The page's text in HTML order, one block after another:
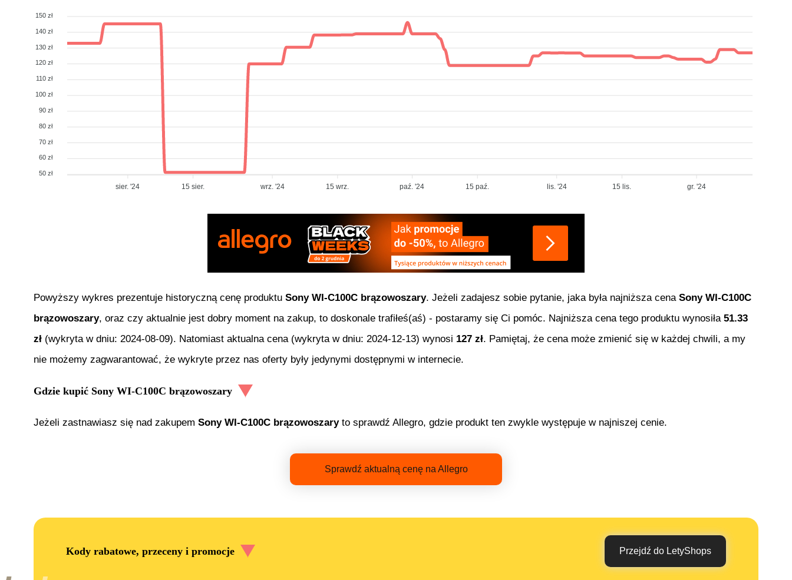
150 zł
140 zł
130 zł
120 zł
110 zł
100 zł
90 zł
80 zł
70 zł
60 zł
50 zł
sier. '24 15 sier. wrz. '24 15 wrz. paź. '24 15 paź. lis. '24 15 lis. gr. '24
Powyższy wykres prezentuje historyczną cenę produktu Sony WI-C100C brązowoszary. Jeżeli zadajesz sobie pytanie, jaka była najniższa cena Sony WI-C100C
brązowoszary, oraz czy aktualnie jest dobry moment na zakup, to doskonale trafiłeś(aś) - postaramy się Ci pomóc. Najniższa cena tego produktu wynosiła 51.33
zł (wykryta w dniu: 2024-08-09). Natomiast aktualna cena (wykryta w dniu: 2024-12-13) wynosi 127 zł. Pamiętaj, że cena może zmienić się w każdej chwili, a my
nie możemy zagwarantować, że wykryte przez nas oferty były jedynymi dostępnymi w internecie.
Gdzie kupić Sony WI-C100C brązowoszary
Jeżeli zastnawiasz się nad zakupem Sony WI-C100C brązowoszaryto sprawdź Allegro, gdzie produkt ten zwykle występuje w najniszej cenie.
Sprawdź aktualną cenę na Allegro
Kody rabatowe, przeceny i promocje Przejdź do LetyShops